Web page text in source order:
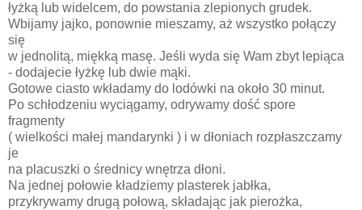
łyżką lub widelcem, do powstania zlepionych grudek.
Wbijamy jajko, ponownie mieszamy, aż wszystko połączy
się
w jednolitą, miękką masę. Jeśli wyda się Wam zbyt lepiąca
- dodajecie łyżkę lub dwie mąki.
Gotowe ciasto wkładamy do lodówki na około 30 minut.
Po schłodzeniu wyciągamy, odrywamy dość spore
fragmenty
( wielkości małej mandarynki ) i w dłoniach rozpłaszczamy
je
na placuszki o średnicy wnętrza dłoni.
Na jednej połowie kładziemy plasterek jabłka,
przykrywamy drugą połową, składając jak pierożka,